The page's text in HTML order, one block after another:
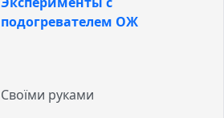
подогревателем ОЖ
Своїми руками